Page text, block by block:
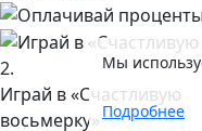
Мы
Подробнее
2.
Играй в «Счастливую
восьмерку»